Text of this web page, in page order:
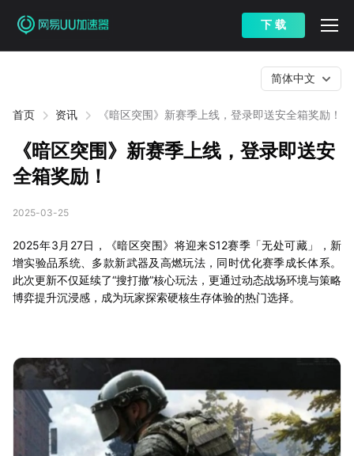
下 载
首页 资讯 《暗区突围》新赛季上线，登录即送安全箱奖励！
简体中文
《暗区突围》新赛季上线，登录即送安
全箱奖励！
2025-03-25
2025年3月27日，《暗区突围》将迎来S12赛季「无处可藏」，新
增实验品系统、多款新武器及高燃玩法，同时优化赛季成长体系。
此次更新不仅延续了“搜打撤”核心玩法，更通过动态战场环境与策略
博弈提升沉浸感，成为玩家探索硬核生存体验的热门选择。